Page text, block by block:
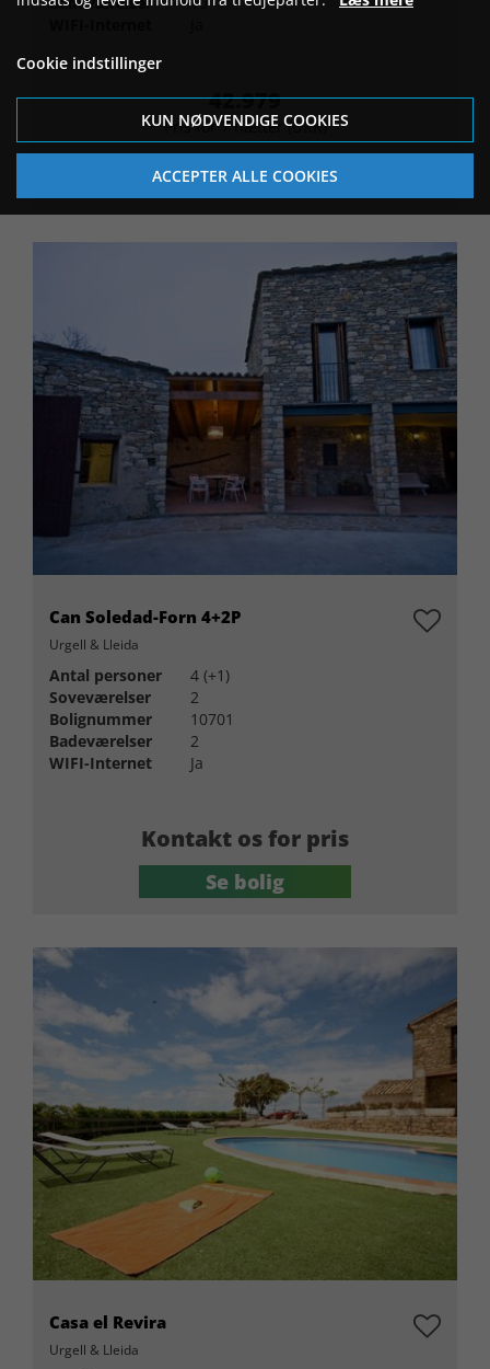
42.979
Pris for 7 nætter (DKK)
Se bolig
Can Soledad-Forn 4+2P
Urgell & Lleida
Antal personer
4 (+1)
Soveværelser
2
Bolignummer
10701
Badeværelser
2
WIFI-Internet
Ja
Kontakt os for pris
Se bolig
Casa el Revira
Urgell & Lleida
Cookie indstillinger
KUN NØDVENDIGE COOKIES
ACCEPTER ALLE COOKIES